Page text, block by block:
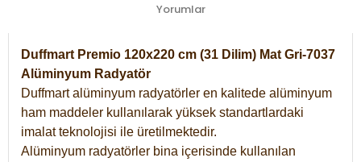
Yorumlar
Duffmart Premio 120x220 cm (31 Dilim) Mat Gri-7037
Alüminyum Radyatör
Duffmart alüminyum radyatörler en kalitede alüminyum
ham maddeler kullanılarak yüksek standartlardaki
imalat teknolojisi ile üretilmektedir.
Alüminyum radyatörler bina içerisinde kullanılan